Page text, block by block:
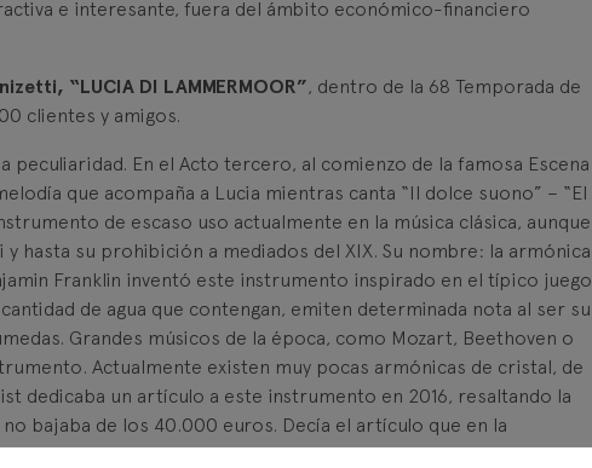
e interesante, fuera del ámbito económico-financiero
“LUCIA DI LAMMERMOOR”, dentro de la 68 Temporada de
clientes y amigos.
En el Acto tercero, al comienzo de la famosa Escena
que acompaña a Lucia mientras canta “Il dolce suono” – “El
de escaso uso actualmente en la música clásica, aunque
hasta su prohibición a mediados del XIX. Su nombre: la armónica
Franklin inventó este instrumento inspirado en el típico juego
de agua que contengan, emiten determinada nota al ser su
Grandes músicos de la época, como Mozart, Beethoven o
Actualmente existen muy pocas armónicas de cristal, de
dedicaba un artículo a este instrumento en 2016, resaltando la
bajaba de los 40.000 euros. Decía el artículo que en la
son autodidactas y se pueden contar con los dedos de una